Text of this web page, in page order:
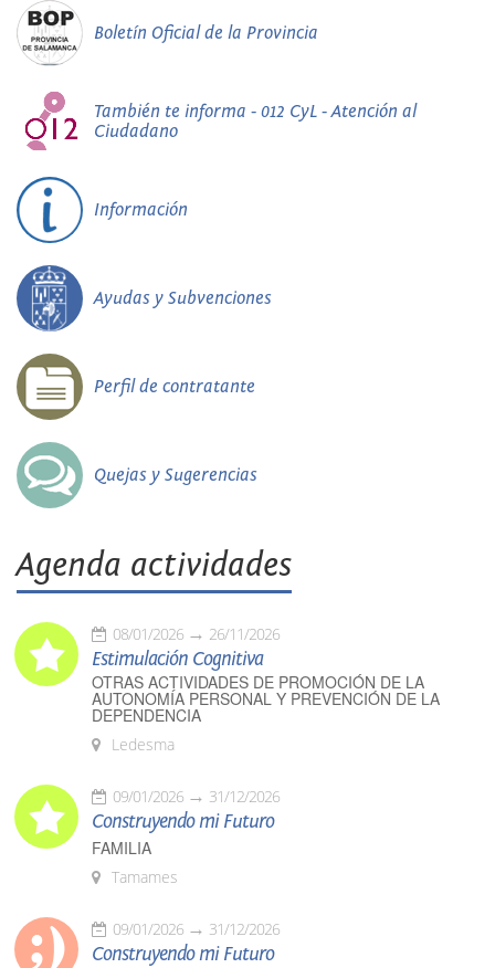
Boletín Oficial de la Provincia
También te informa - 012 CyL - Atención al
Ciudadano
Información
Ayudas y Subvenciones
Perfil de contratante
Quejas y Sugerencias
Agenda actividades
08/01/2026 26/11/2026
Estimulación Cognitiva
OTRAS ACTIVIDADES DE PROMOCIÓN DE LA
AUTONOMÍA PERSONAL Y PREVENCIÓN DE LA
DEPENDENCIA
Ledesma
09/01/2026 31/12/2026
Construyendo mi Futuro
FAMILIA
Tamames
09/01/2026 31/12/2026
Construyendo mi Futuro